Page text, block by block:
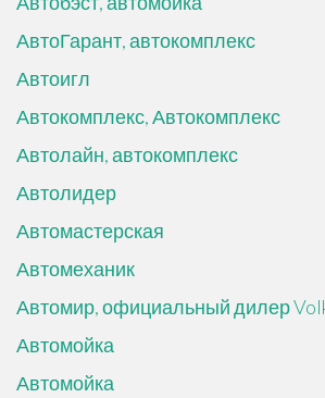
АвтоГарант, автокомплекс
Автоигл
Автокомплекс, Автокомплекс
Автолайн, автокомплекс
Автолидер
Автомастерская
Автомеханик
Автомир, официальный дилер
Автомойка
Автомойка